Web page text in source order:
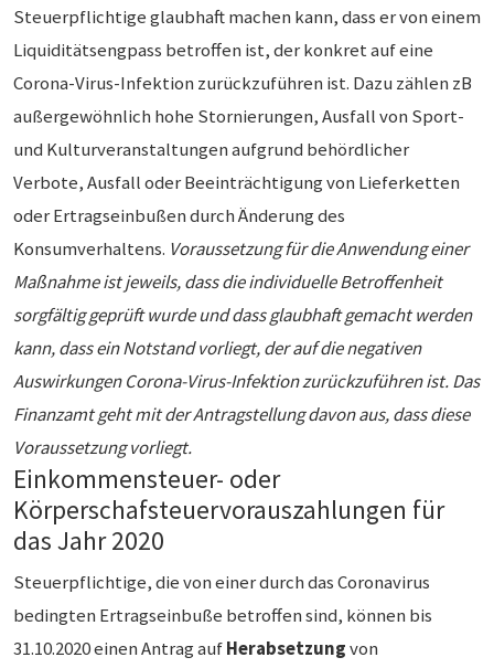
Steuerpflichtige glaubhaft machen kann, dass er von einem
Liquiditätsengpass betroffen ist, der konkret auf eine
Corona-Virus-Infektion zurückzuführen ist. Dazu zählen zB
außergewöhnlich hohe Stornierungen, Ausfall von Sport-
und Kulturveranstaltungen aufgrund behördlicher
Verbote, Ausfall oder Beeinträchtigung von Lieferketten
oder Ertragseinbußen durch Änderung des
Konsumverhaltens. Voraussetzung für die Anwendung einer
Maßnahme ist jeweils, dass die individuelle Betroffenheit
sorgfältig geprüft wurde und dass glaubhaft gemacht werden
kann, dass ein Notstand vorliegt, der auf die negativen
Auswirkungen Corona-Virus-Infektion zurückzuführen ist. Das
Finanzamt geht mit der Antragstellung davon aus, dass diese
Voraussetzung vorliegt.
Einkommensteuer- oder
Körperschafsteuervorauszahlungen für
das Jahr 2020
Steuerpflichtige, die von einer durch das Coronavirus
bedingten Ertragseinbuße betroffen sind, können bis
31.10.2020 einen Antrag aufHerabsetzungvon